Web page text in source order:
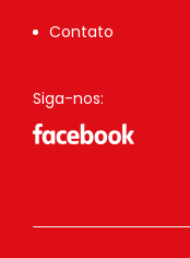
Contato
Siga-nos: